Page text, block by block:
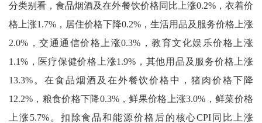
分类别看，食品烟酒及在外餐饮价格同比上涨0.2%，衣着价
格上涨1.7%，居住价格下降0.2%，生活用品及服务价格上涨
2.0%，交通通信价格上涨0.3%，教育文化娱乐价格上涨
1.1%，医疗保健价格上涨1.9%，其他用品及服务价格上涨
13.3%。在食品烟酒及在外餐饮价格中，猪肉价格下降
12.2%，粮食价格下降0.3%，鲜果价格上涨3.0%，鲜菜价格
上涨5.7%。扣除食品和能源价格后的核心CPI同比上涨